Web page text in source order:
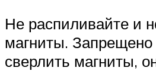
Не распиливайте и
магниты. Запрещено
сверлить магниты,